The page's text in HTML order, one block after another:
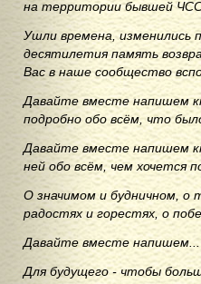
на территории бывшей
Ушли времена, изменились
десятилетия память
Вас в наше сообщество
Давайте вместе напишем
подробно обо всём, что
Давайте вместе напишем
ней обо всём, чем хочется
О значимом и будничном, о
радостях и горестях, о
Давайте вместе напишем...
Для будущего - чтобы